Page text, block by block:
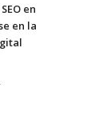
en
en la